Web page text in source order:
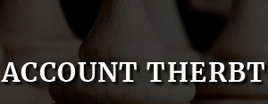
ACCOUNT THERBT